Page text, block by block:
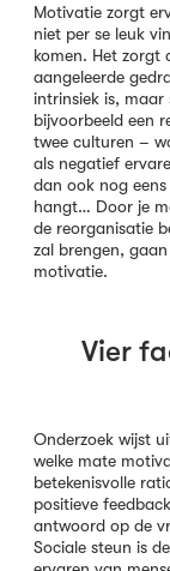
Motivatie zorgt
niet per se leuk
komen. Het zorgt
aangeleerde
intrinsiek is, maar
bijvoorbeeld een
twee culturen –
als negatief
dan ook nog
hangt… Door je
de reorganisatie
zal brengen,
motivatie.
Vier
Onderzoek wijst
welke mate
betekenisvolle
positieve
antwoord op de
Sociale steun is